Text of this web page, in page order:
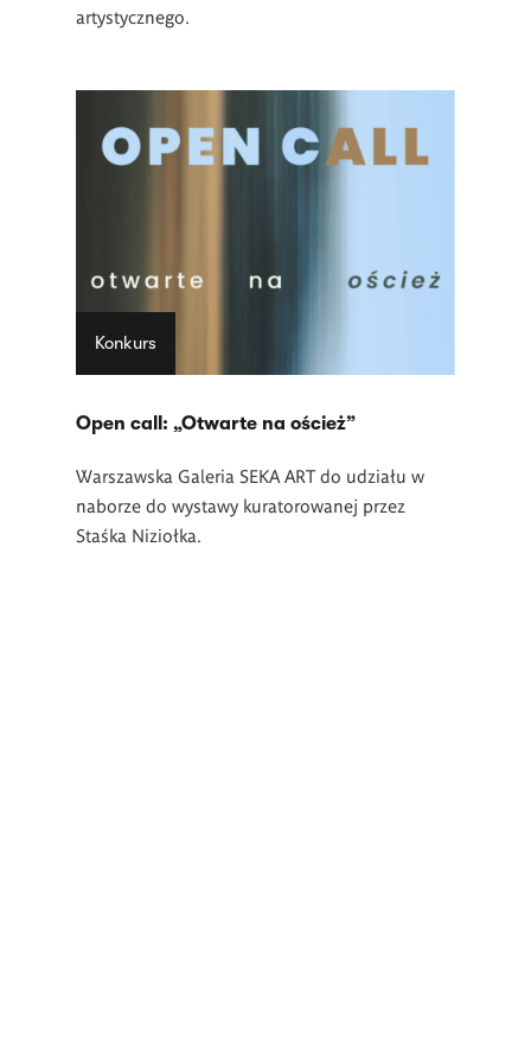
artystycznego.
Konkurs
Open call: „Otwarte na oścież”
Warszawska Galeria SEKA ART do udziału w
naborze do wystawy kuratorowanej przez
Staśka Niziołka.